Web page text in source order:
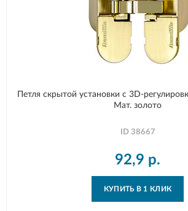
Петля скрытой установки с 3D-
Мат. золото
ID 38667
92,9 р.
КУПИТЬ В 1 КЛИК